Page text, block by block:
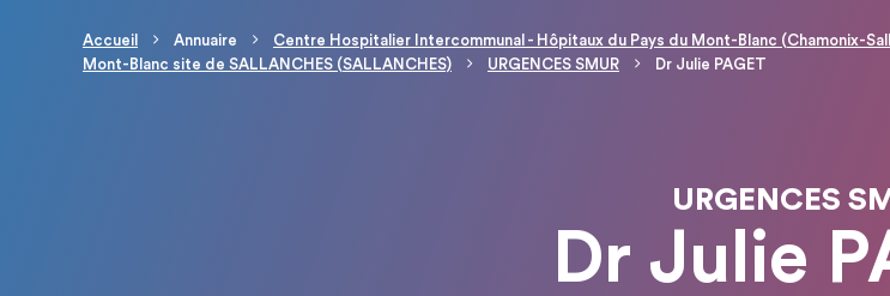
Fil d'Ariane
Accueil Annuaire Centre Hospitalier Intercommunal - Hôpitaux du Pays du Mont-Blanc (Chamonix-
Mont-Blanc site de SALLANCHES (SALLANCHES)
URGENCES SMUR Dr Julie PAGET
URGENCES
Dr Julie